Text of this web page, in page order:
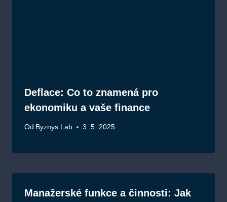
Deflace: Co to znamená pro
ekonomiku a vaše finance
Od Byznys Lab 3. 5. 2025
Manažerské funkce a činnosti: Jak